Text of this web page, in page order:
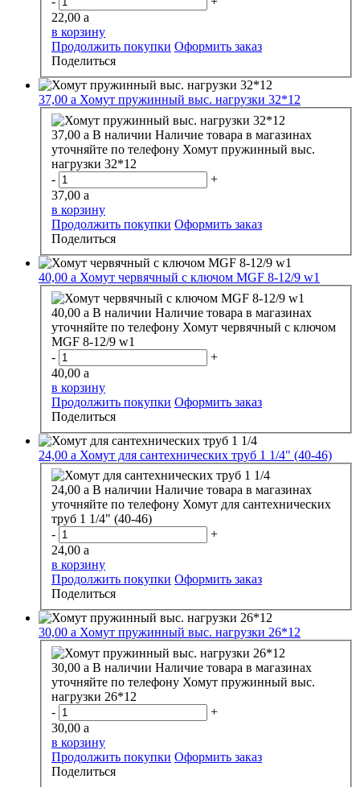
22,00 a
в корзину
Продолжить покупки Оформить заказ
Поделиться
37,00 a Хомут пружинный выс. нагрузки 32*12
37,00 a В наличии Наличие товара в магазинах
уточняйте по телефону Хомут пружинный выс.
нагрузки 32*12
-
+
37,00 a
в корзину
Продолжить покупки Оформить заказ
Поделиться
40,00 a Хомут червячный с ключом MGF 8-12/9 w1
40,00 a В наличии Наличие товара в магазинах
уточняйте по телефону Хомут червячный с ключом
MGF 8-12/9 w1
-
+
40,00 a
в корзину
Продолжить покупки Оформить заказ
Поделиться
24,00 a Хомут для сантехнических труб 1 1/4" (40-46)
24,00 a В наличии Наличие товара в магазинах
уточняйте по телефону Хомут для сантехнических
труб 1 1/4" (40-46)
-
+
24,00 a
в корзину
Продолжить покупки Оформить заказ
Поделиться
30,00 a Хомут пружинный выс. нагрузки 26*12
30,00 a В наличии Наличие товара в магазинах
уточняйте по телефону Хомут пружинный выс.
нагрузки 26*12
-
+
30,00 a
в корзину
Продолжить покупки Оформить заказ
Поделиться